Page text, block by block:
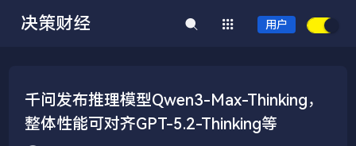
决策财经 用户
千问发布推理模型Qwen3-Max-Thinking，
整体性能可对齐GPT-5.2-Thinking等